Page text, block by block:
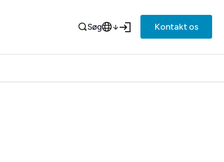
Søg Kontakt os